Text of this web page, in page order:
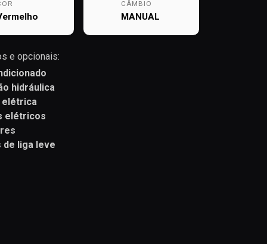
CÂMBIO
MANUAL
e opcionais:
hidráulica
elétrica
elétricos
de liga leve